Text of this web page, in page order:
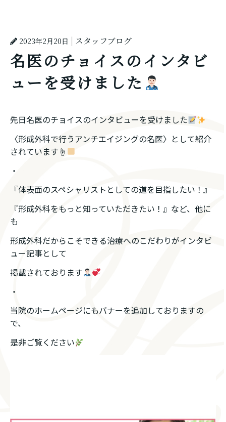
2023年2月20日 スタッフブログ
名医のチョイスのインタビ
ューを受けました
先日名医のチョイスのインタビューを受けました
〈形成外科で行うアンチエイジングの名医〉として紹介
されています☝
・
『体表面のスペシャリストとしての道を目指したい！』
『形成外科をもっと知っていただきたい！』など、他に
も
形成外科だからこそできる治療へのこだわりがインタビ
ュー記事として
掲載されております
・
当院のホームページにもバナーを追加しておりますの
で、
是非ご覧ください